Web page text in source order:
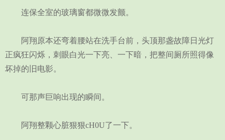
连保全室的玻璃窗都微微发颤。
阿翔原本还弯着腰站在洗手台前，头顶那盏故障日光灯
正疯狂闪烁，刺眼白光一下亮、一下暗，把整间厕所照得像
坏掉的旧电影。
可那声巨响出现的瞬间。
阿翔整颗心脏狠狠cH0U了一下。